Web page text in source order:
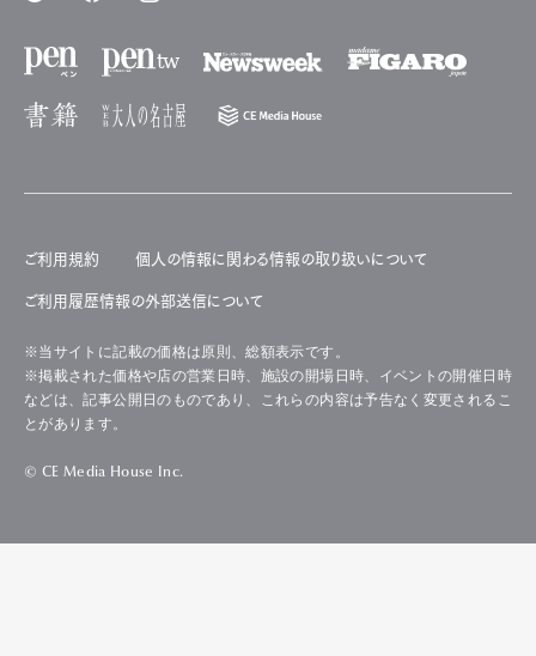
ご利用規約 個人の情報に関わる情報の取り扱いについて
ご利用履歴情報の外部送信について
※当サイトに記載の価格は原則、総額表示です。
※掲載された価格や店の営業日時、施設の開場日時、イベントの開催日時
などは、記事公開日のものであり、これらの内容は予告なく変更されるこ
とがあります。
© CE Media House Inc.